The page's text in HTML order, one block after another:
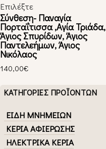
ΚΑΤΗΓΟΡΙΕΣ ΠΡΟΪΟΝΤΩΝ
ΕΙΔΗ ΜΝΗΜΕΙΩΝ
ΚΕΡΙΑ ΑΦΙΕΡΩΣΗΣ
ΗΛΕΚΤΡΙΚΑ ΚΕΡΙΑ
Επιλέξτε
Σύνθεση- Παναγία
Πορταΐτισσα ,Αγία Τριάδα,
Άγιος Σπυρίδων, Άγιος
Παντελεήμων, Άγιος
Νικόλαος
140,00€